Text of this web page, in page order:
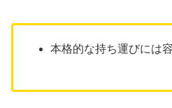
本格的な持ち運びには